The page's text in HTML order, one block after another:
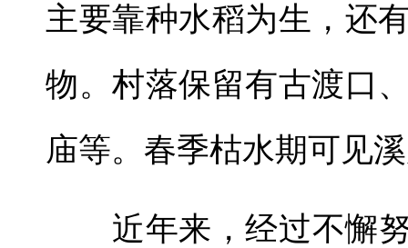
主要靠种水稻为生，还
物。村落保留有古渡口
庙等。春季枯水期可见
近年来，经过不懈努